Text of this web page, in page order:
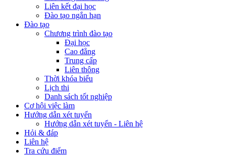
Liên kết đại học
Đào tạo ngắn hạn
Đào tạo
Chương trình đào tạo
Đại học
Cao đẳng
Trung cấp
Liên thông
Thời khóa biểu
Lịch thi
Danh sách tốt nghiệp
Cơ hội việc làm
Hướng dẫn xét tuyển
Hướng dẫn xét tuyển - Liên hệ
Hỏi & đáp
Liên hệ
Tra cứu điểm